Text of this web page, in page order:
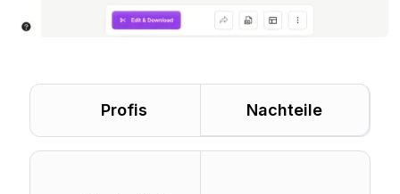
Profis Nachteile